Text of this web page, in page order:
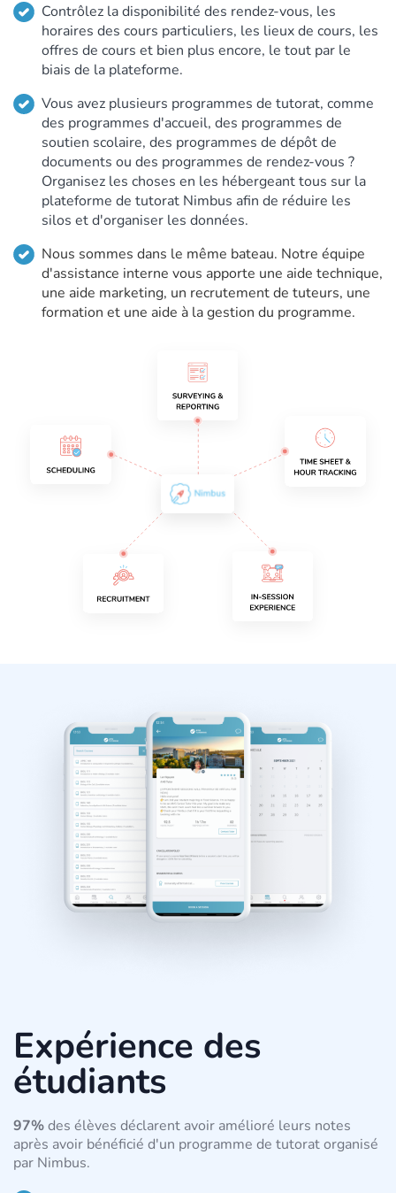
Contrôlez la disponibilité des rendez-vous, les
horaires des cours particuliers, les lieux de cours, les
offres de cours et bien plus encore, le tout par le
biais de la plateforme.
Vous avez plusieurs programmes de tutorat, comme
des programmes d'accueil, des programmes de
soutien scolaire, des programmes de dépôt de
documents ou des programmes de rendez-vous ?
Organisez les choses en les hébergeant tous sur la
plateforme de tutorat Nimbus afin de réduire les
silos et d'organiser les données.
Nous sommes dans le même bateau. Notre équipe
d'assistance interne vous apporte une aide technique,
une aide marketing, un recrutement de tuteurs, une
formation et une aide à la gestion du programme.
Expérience des
étudiants
97%des élèves déclarent avoir amélioré leurs notes
après avoir bénéficié d'un programme de tutorat organisé
par Nimbus.